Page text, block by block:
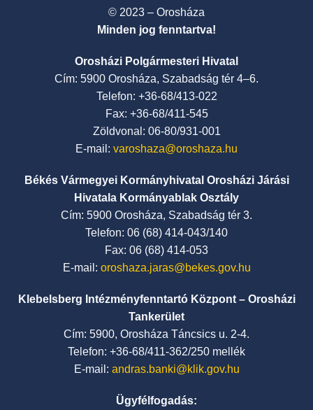
© 2023 – Orosháza
Minden jog fenntartva!
Orosházi Polgármesteri Hivatal
Cím: 5900 Orosháza, Szabadság tér 4–6.
Telefon: +36-68/413-022
Fax: +36-68/411-545
Zöldvonal: 06-80/931-001
E-mail: varoshaza@oroshaza.hu
Békés Vármegyei Kormányhivatal Orosházi Járási
Hivatala Kormányablak Osztály
Cím: 5900 Orosháza, Szabadság tér 3.
Telefon: 06 (68) 414-043/140
Fax: 06 (68) 414-053
E-mail: oroshaza.jaras@bekes.gov.hu
Klebelsberg Intézményfenntartó Központ – Orosházi
Tankerület
Cím: 5900, Orosháza Táncsics u. 2-4.
Telefon: +36-68/411-362/250 mellék
E-mail: andras.banki@klik.gov.hu
Ügyfélfogadás: